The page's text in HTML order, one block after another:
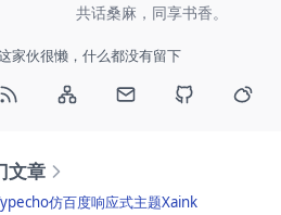
共话桑麻，同享书香。
家伙很懒，什么都没有留下
文章
仿百度响应式主题Xaink